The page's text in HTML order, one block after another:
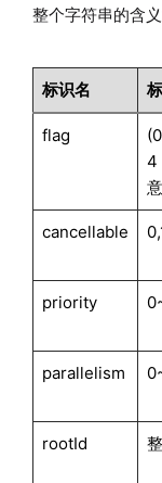
整个字符串的含义
标识名
flag
4
cancellable
priority
parallelism
rootId